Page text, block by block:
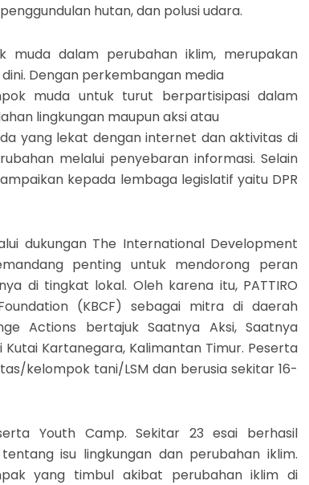
hutan, dan polusi udara.
muda dalam perubahan iklim, merupakan
Dengan perkembangan media
muda untuk turut berpartisipasi dalam
lingkungan maupun aksi atau
yang lekat dengan internet dan aktivitas di
melalui penyebaran informasi. Selain
kepada lembaga legislatif yaitu DPR
dukungan The International Development
penting untuk mendorong peran
di tingkat lokal. Oleh karena itu, PATTIRO
(KBCF) sebagai mitra di daerah
Actions bertajuk Saatnya Aksi, Saatnya
Kartanegara, Kalimantan Timur. Peserta
kelompok tani/LSM dan berusia sekitar 16-
Youth Camp. Sekitar 23 esai berhasil
isu lingkungan dan perubahan iklim.
yang timbul akibat perubahan iklim di